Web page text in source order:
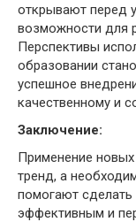
открывают перед
возможности для
Перспективы
образовании
успешное
качественному и
Заключение:
Применение
тренд, а
помогают сделать
эффективным и